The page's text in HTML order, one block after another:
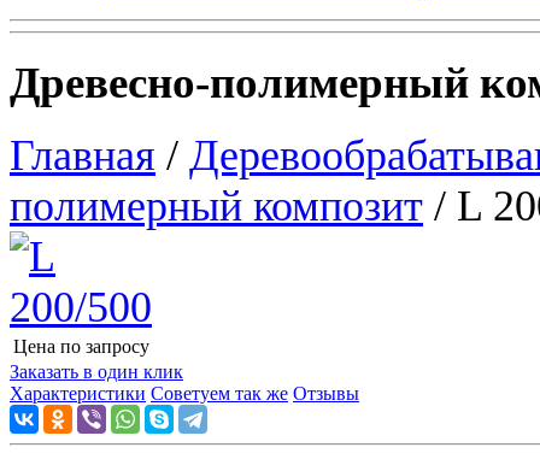
Древесно-полимерный
Главная /
полимерный композит / L
Цена по запросу
Заказать в один клик
Характеристики Советуем так же Отзывы